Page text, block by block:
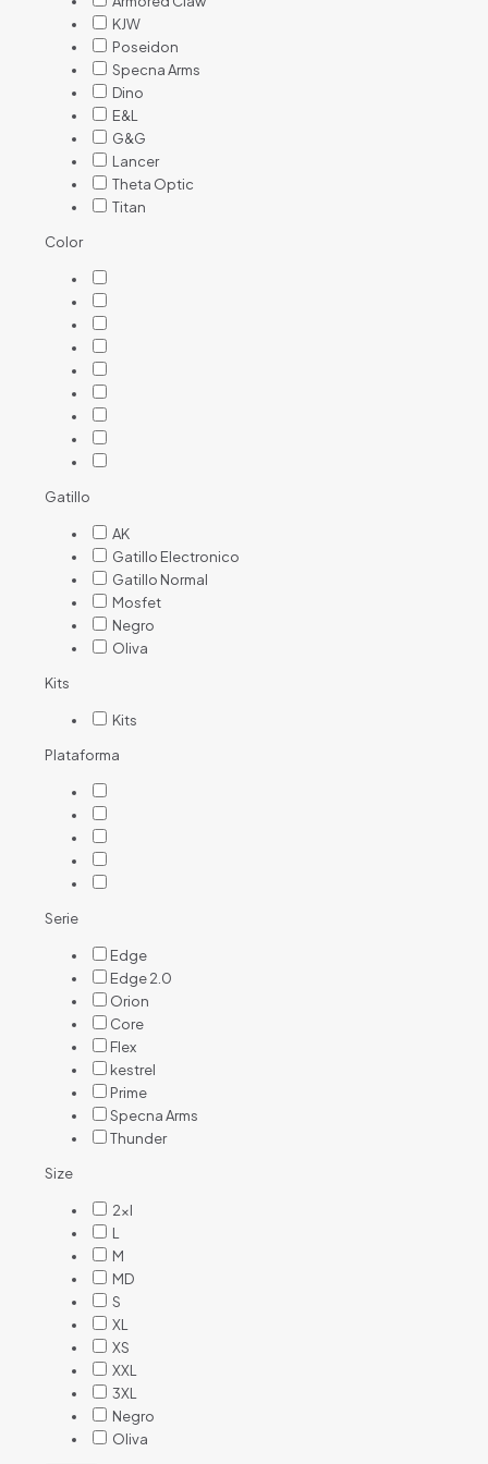
KJW
Poseidon
Specna Arms
Dino
E&L
G&G
Lancer
Theta Optic
Titan
Color
Gatillo
AK
Gatillo Electronico
Gatillo Normal
Mosfet
Negro
Oliva
Kits
Kits
Plataforma
Serie
Edge
Edge 2.0
Orion
Core
Flex
kestrel
Prime
Specna Arms
Thunder
Size
2xl
L
M
MD
S
XL
XS
XXL
3XL
Negro
Oliva